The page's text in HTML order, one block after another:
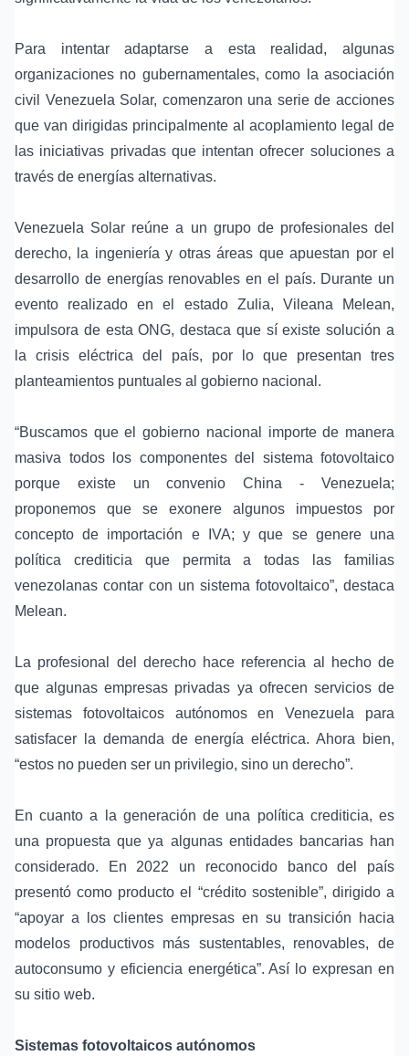
Para intentar adaptarse a esta realidad, algunas
organizaciones no gubernamentales, como la asociación
civil Venezuela Solar, comenzaron una serie de acciones
que van dirigidas principalmente al acoplamiento legal de
las iniciativas privadas que intentan ofrecer soluciones a
través de energías alternativas.
Venezuela Solar reúne a un grupo de profesionales del
derecho, la ingeniería y otras áreas que apuestan por el
desarrollo de energías renovables en el país. Durante un
evento realizado en el estado Zulia, Vileana Melean,
impulsora de esta ONG, destaca que sí existe solución a
la crisis eléctrica del país, por lo que presentan tres
planteamientos puntuales al gobierno nacional.
“Buscamos que el gobierno nacional importe de manera
masiva todos los componentes del sistema fotovoltaico
porque existe un convenio China - Venezuela;
proponemos que se exonere algunos impuestos por
concepto de importación e IVA; y que se genere una
política crediticia que permita a todas las familias
venezolanas contar con un sistema fotovoltaico”, destaca
Melean.
La profesional del derecho hace referencia al hecho de
que algunas empresas privadas ya ofrecen servicios de
sistemas fotovoltaicos autónomos en Venezuela para
satisfacer la demanda de energía eléctrica. Ahora bien,
“estos no pueden ser un privilegio, sino un derecho”.
En cuanto a la generación de una política crediticia, es
una propuesta que ya algunas entidades bancarias han
considerado. En 2022 un reconocido banco del país
presentó como producto el “crédito sostenible”, dirigido a
“apoyar a los clientes empresas en su transición hacia
modelos productivos más sustentables, renovables, de
autoconsumo y eficiencia energética”. Así lo expresan en
su sitio web.
Sistemas fotovoltaicos autónomos